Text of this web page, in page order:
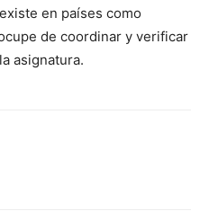
en países como
de coordinar y verificar
asignatura.